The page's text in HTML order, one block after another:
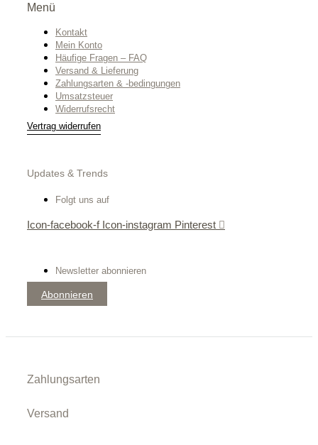
Menü
Kontakt
Mein Konto
Häufige Fragen – FAQ
Versand & Lieferung
Zahlungsarten & -bedingungen
Umsatzsteuer
Widerrufsrecht
Vertrag widerrufen
Updates & Trends
Folgt uns auf
Icon-facebook-f Icon-instagram Pinterest
Newsletter abonnieren
Abonnieren
Zahlungsarten
Versand